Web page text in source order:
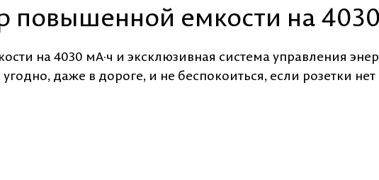
повышенной емкости на
на 4030 мА·ч и эксклюзивная система управления
даже в дороге, и не беспокоиться, если розетки